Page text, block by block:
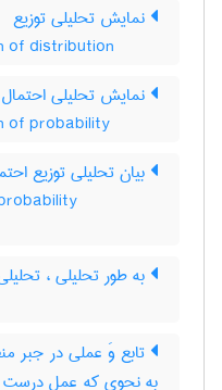
نمایش تحلیلی توزیع
of distribution
نمایش تحلیلی احتمال
of probability
بیان تحلیلی توزیع
به طور تحلیلی ،